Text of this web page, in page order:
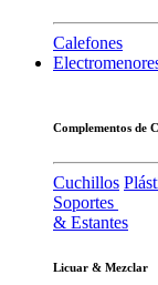
Calefones
Complementos de
Cuchillos
Soportes
& Estantes
Licuar & Mezclar